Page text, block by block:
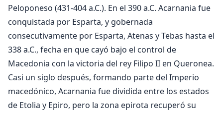
Peloponeso (431-404 a.C.). En el 390 a.C. Acarnania fue
conquistada por Esparta, y gobernada
consecutivamente por Esparta, Atenas y Tebas hasta el
338 a.C., fecha en que cayó bajo el control de
Macedonia con la victoria del rey Filipo II en Queronea.
Casi un siglo después, formando parte del Imperio
macedónico, Acarnania fue dividida entre los estados
de Etolia y Epiro, pero la zona epirota recuperó su